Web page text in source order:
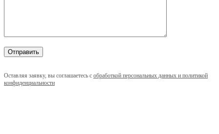
Оставляя заявку, вы соглашаетесь с обработкой персональных данных и политикой
конфиденциальности